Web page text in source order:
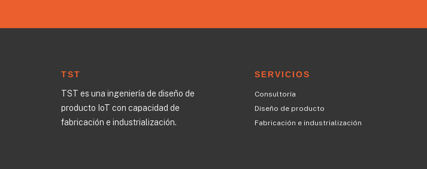
TST
TST es una ingeniería de diseño de
producto IoT con capacidad de
fabricación e industrialización.
SERVICIOS
Consultoría
Diseño de producto
Fabricación e industrialización